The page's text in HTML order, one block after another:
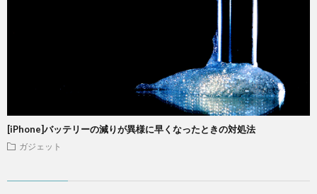
[iPhone]バッテリーの減りが異様に早くなったときの対処法
ガジェット